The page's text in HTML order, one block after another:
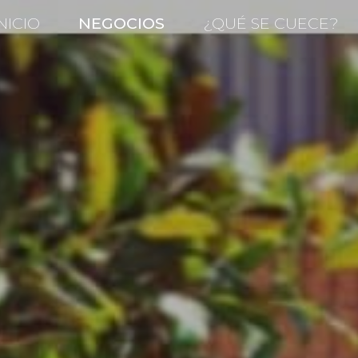
NEGOCIOS ¿QUÉ SE CUECE?